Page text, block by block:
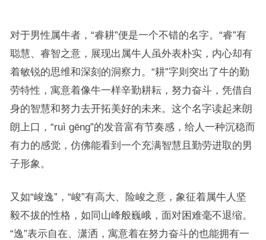
对于男性属牛者，“睿耕”便是一个不错的名字。“睿”有
聪慧、睿智之意，展现出属牛人虽外表朴实，内心却有
着敏锐的思维和深刻的洞察力。“耕”字则突出了牛的勤
劳特性，寓意着像牛一样辛勤耕耘，努力奋斗，凭借自
身的智慧和努力去开拓美好的未来。这个名字读起来朗
朗上口，“ruì gēng”的发音富有节奏感，给人一种沉稳而
有力的感觉，仿佛能看到一个充满智慧且勤劳进取的男
子形象。
又如“峻逸”，“峻”有高大、险峻之意，象征着属牛人坚
毅不拔的性格，如同山峰般巍峨，面对困难毫不退缩。
“逸”表示自在、潇洒，寓意着在努力奋斗的也能拥有一